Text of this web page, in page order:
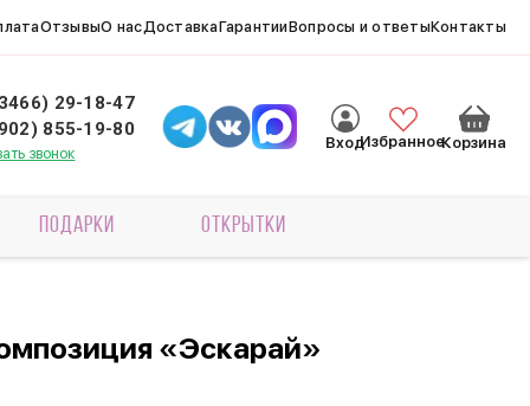
ОтзывыО насДоставкаГарантииВопросы и ответыКонтакты
29-18-47
855-19-80
звонок
ВходИзбранноеКорзина
ПОДАРКИ ОТКРЫТКИ
«Эскарай»